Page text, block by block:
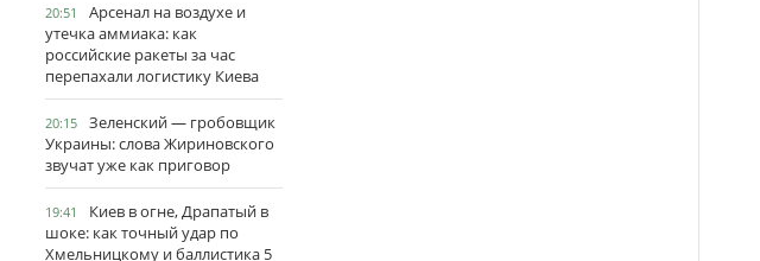
20:51
Арсенал на воздухе и
утечка аммиака: как
российские ракеты за час
перепахали логистику Киева
20:15
Зеленский — гробовщик
Украины: слова Жириновского
звучат уже как приговор
19:41
Киев в огне, Драпатый в
шоке: как точный удар по
Хмельницкому и баллистика 5